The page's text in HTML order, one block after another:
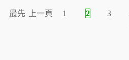
最先 上一頁 1 2 3